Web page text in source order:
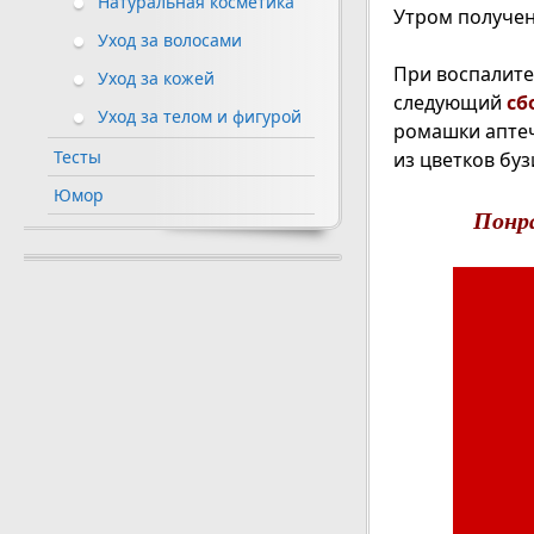
Утром
При
следующий
ромашки
из цветков
Уход за волосами
Уход за кожей
Уход за телом и фигурой
Тесты
Юмор